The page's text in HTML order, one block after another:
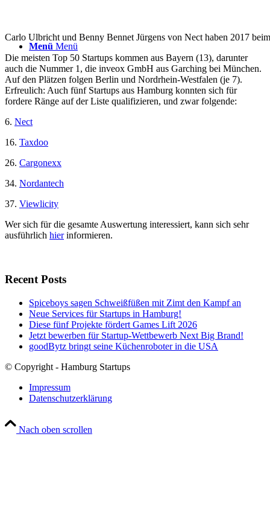
Menü Menü
Carlo Ulbricht und Benny Bennet Jürgens von Nect haben 2017
Die meisten Top 50 Startups kommen aus Bayern (13), darunter
auch die Nummer 1, die inveox GmbH aus Garching bei München.
Auf den Plätzen folgen Berlin und Nordrhein-Westfalen (je 7).
Erfreulich: Auch fünf Startups aus Hamburg konnten sich für
fordere Ränge auf der Liste qualifizieren, und zwar folgende:
6. Nect
16. Taxdoo
26. Cargonexx
34. Nordantech
37. Viewlicity
Wer sich für die gesamte Auswertung interessiert, kann sich sehr
ausführlich hierinformieren.
Recent Posts
Spiceboys sagen Schweißfüßen mit Zimt den Kampf an
Neue Services für Startups in Hamburg!
Diese fünf Projekte fördert Games Lift 2026
Jetzt bewerben für Startup-Wettbewerb Next Big Brand!
goodBytz bringt seine Küchenroboter in die USA
© Copyright - Hamburg Startups
Impressum
Datenschutzerklärung
Nach oben scrollen